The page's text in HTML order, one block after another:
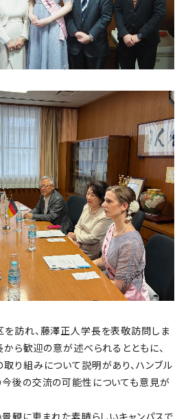
訪れ、藤澤正人学長を表敬訪問しま
から歓迎の意が述べられるとともに、
り組みについて説明があり、ハンブル
後の交流の可能性についても意見が